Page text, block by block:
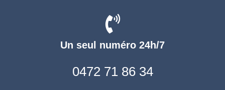
Un seul numéro 24h/7
0472 71 86 34